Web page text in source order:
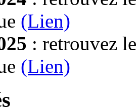
(Lien)
: retrouvez
(Lien)